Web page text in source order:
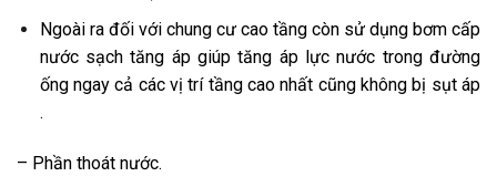
Ngoài ra đối với chung cư cao tầng còn sử dụng bơm cấp
nước sạch tăng áp giúp tăng áp lực nước trong đường
ống ngay cả các vị trí tầng cao nhất cũng không bị sụt áp
.
– Phần thoát nước.